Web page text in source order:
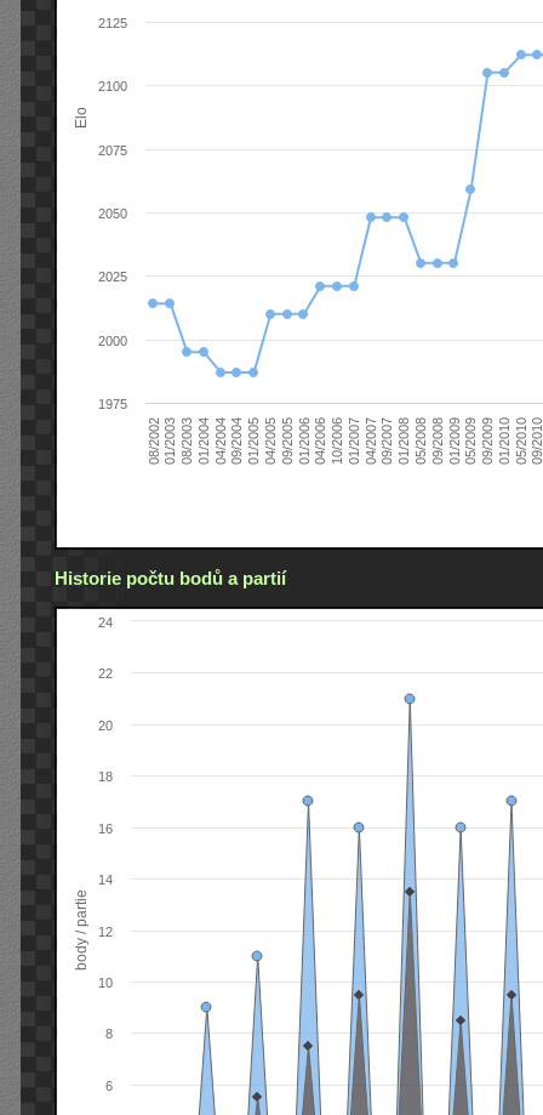
Elo
08/200201/200308/200301/200404/200409/200401/200504/200509/200501/200604/200610/200601/200704/200709/200701/200805/200809/200801/200905/200909/200901/201005/201009/
1975
2000
2025
2050
2075
2100
2125
Historie počtu bodů a partií
body / partie
6
8
10
12
14
16
18
20
22
24